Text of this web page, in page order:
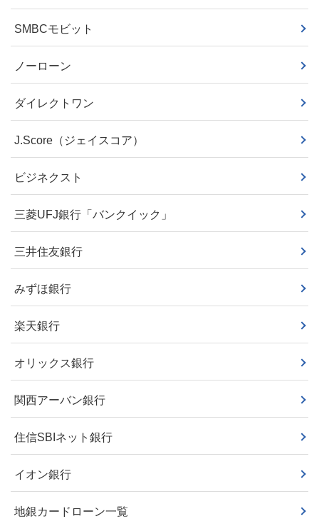
SMBCモビット
ノーローン
ダイレクトワン
J.Score（ジェイスコア）
ビジネクスト
三菱UFJ銀行「バンクイック」
三井住友銀行
みずほ銀行
楽天銀行
オリックス銀行
関西アーバン銀行
住信SBIネット銀行
イオン銀行
地銀カードローン一覧